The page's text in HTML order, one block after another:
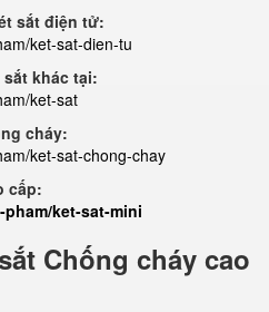
sắt điện tử:
ket-sat-dien-tu
sắt khác tại:
ket-sat
cháy:
ket-sat-chong-chay
cấp:
ket-sat-mini
Chống cháy cao